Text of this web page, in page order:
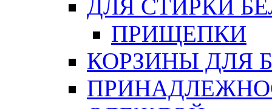
ДЛЯ СТИРКИ
ПРИЩЕПКИ
КОРЗИНЫ ДЛЯ